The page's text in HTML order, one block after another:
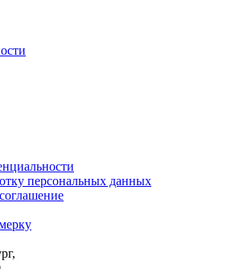
персональных данных